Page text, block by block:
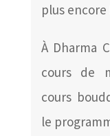
plus encore
À Dharma
cours de
cours
le